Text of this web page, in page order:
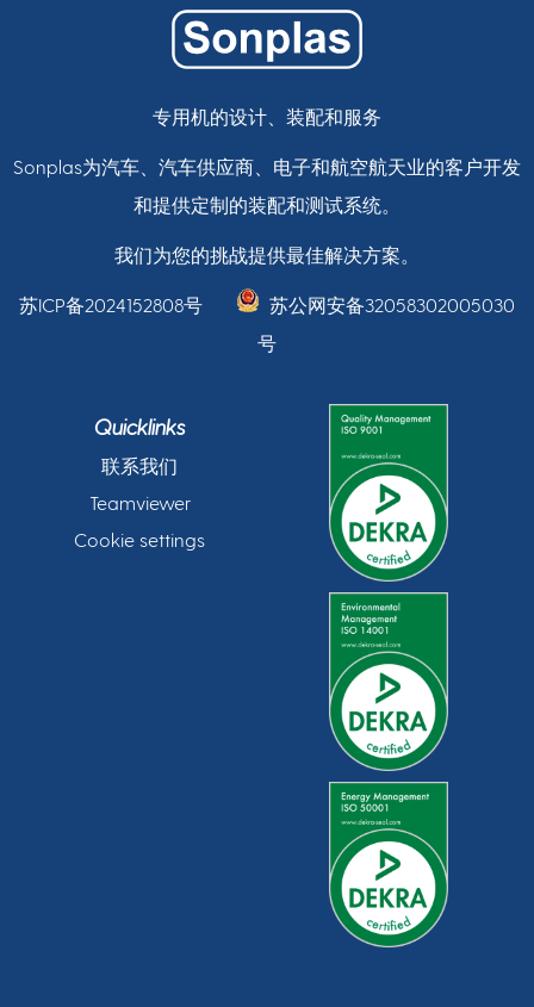
专用机的设计、装配和服务
Sonplas为汽车、汽车供应商、电子和航空航天业的客户开发
和提供定制的装配和测试系统。
我们为您的挑战提供最佳解决方案。
苏ICP备2024152808号
苏公网安备32058302005030
号
Quicklinks
联系我们
Teamviewer
Cookie settings